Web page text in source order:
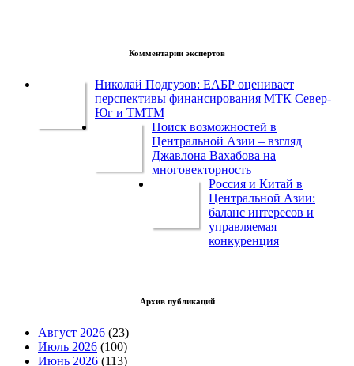
Комментарии экспертов
Николай Подгузов: ЕАБР оценивает
перспективы финансирования МТК Север-
Юг и ТМТМ
Поиск возможностей в
Центральной Азии – взгляд
Джавлона Вахабова на
многовекторность
Россия и Китай в
Центральной Азии:
баланс интересов и
управляемая
конкуренция
Архив публикаций
Август 2026 (23)
Июль 2026 (100)
Июнь 2026 (113)